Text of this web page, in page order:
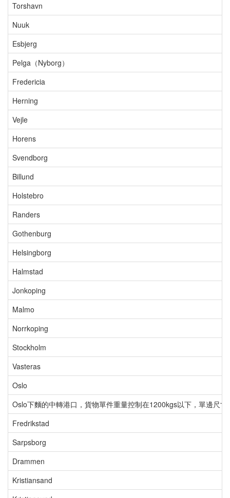
Torshavn
Nuuk
Esbjerg
Pelga（Nyborg）
Fredericia
Herning
Vejle
Horens
Svendborg
Billund
Holstebro
Randers
Gothenburg
Helsingborg
Halmstad
Jonkoping
Malmo
Norrkoping
Stockholm
Vasteras
Oslo
Oslo下麵的中轉港口，貨物單件重量控制在1200kgs以下，單邊尺
Fredrikstad
Sarpsborg
Drammen
Kristiansand